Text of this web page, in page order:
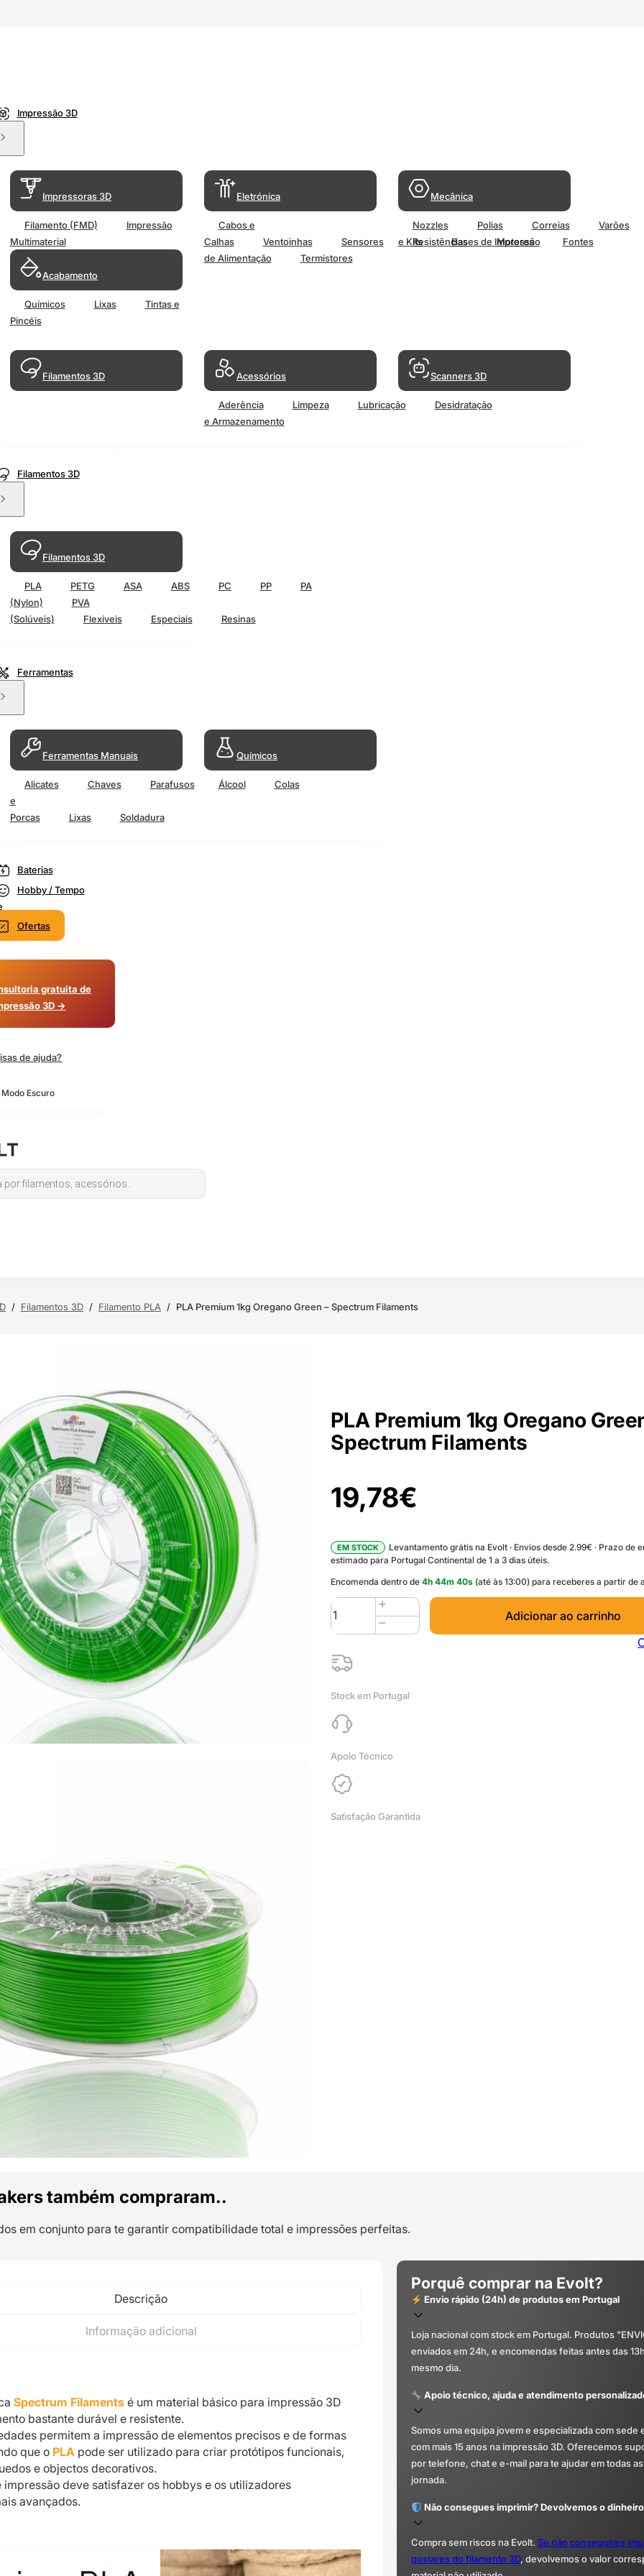
Impressão 3D
Impressoras 3D
Filamento (FMD)
Impressão
Multimaterial
Acabamento
Químicos Lixas
Tintas e
Pincéis
Eletrónica
Cabos e
Calhas
Ventoinhas Sensores Resistências Motores
Fontes
de Alimentação
Termistores
Mecânica
Nozzles Polias Correias
Varões
e Kits
Bases de Impressão
Filamentos 3D Acessórios
Aderência Limpeza Lubricação
Desidratação
e Armazenamento
Scanners 3D
Filamentos 3D
Filamentos 3D
PLA PETG ASA ABS PC PP
PA
(Nylon)
PVA
(Solúveis)
Flexiveis Especiais Resinas
Ferramentas
Ferramentas Manuais
Alicates Chaves
Parafusos
e
Porcas
Lixas Soldadura
Químicos
Álcool Colas
Baterias
Hobby / Tempo
Ofertas
gratuita de
3D →
de ajuda?
Escuro
/ Filamentos 3D / Filamento PLA / PLA Premium 1kg Oregano Green – Spectrum Filaments
PLA Premium 1kg Oregano
Spectrum Filaments
19,78€
EM STOCK
Levantamento grátis na Evolt · Envios desde 2.99€ · Prazo de
estimado para Portugal Continental de 1 a 3 dias úteis.
Encomenda dentro de 4h 44m 39s (até às 13:00) para receberes a partir de
Quantidade
de
PLA
Premium
1kg
Green
-
Spectrum
Filaments
Adicionar ao carrinho
Stock em Portugal
Apoio Técnico
Satisfação Garantida
também compraram..
em conjunto para te garantir compatibilidade total e impressões perfeitas.
Descrição
Informação adicional
Spectrum Filaments é um material básico para impressão 3D
bastante durável e resistente.
permitem a impressão de elementos precisos e de formas
que o PLA pode ser utilizado para criar protótipos funcionais,
e objectos decorativos.
deve satisfazer os hobbys e os utilizadores
avançados.
Porquê comprar na Evolt?
Envio rápido (24h) de produtos em Portugal
Loja nacional com stock em Portugal. Produtos
enviados em 24h, e encomendas feitas antes das
mesmo dia.
Apoio técnico, ajuda e atendimento
Somos uma equipa jovem e especializada com sede
com mais 15 anos na impressão 3D. Oferecemos
por telefone, chat e e-mail para te ajudar em todas
jornada.
Não consegues imprimir? Devolvemos o
Compra sem riscos na Evolt. Se não conseguires
gostares do filamento 3D, devolvemos o valor